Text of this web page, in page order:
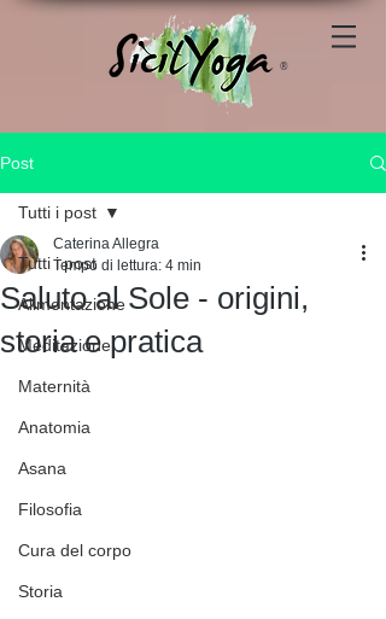
®
Post
Tutti i post
Alimentazione
Meditazione
Maternità
Anatomia
Asana
Filosofia
Cura del corpo
Storia
Tutti i post
Saluto al Sole - origini,
storia e pratica
Caterina Allegra
Tempo di lettura: 4 min